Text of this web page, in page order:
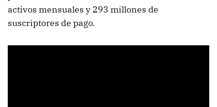
activos mensuales y 293 millones de
suscriptores de pago.